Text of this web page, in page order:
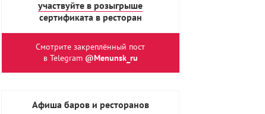
участвуйте в розыгрыше
сертификата в ресторан
Смотрите закреплённый пост
в Telegram @Menunsk_ru
Афиша баров и ресторанов